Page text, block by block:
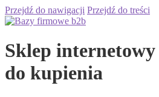
Przejdź do nawigacji Przejdź do treści
Sklep
do kupienia